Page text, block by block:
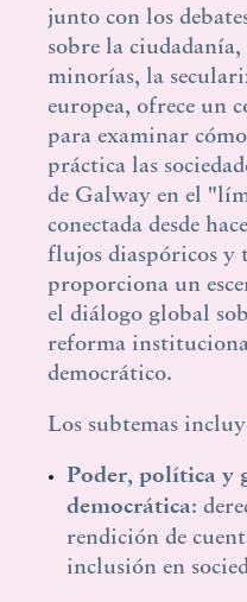
junto con los
sobre la ciudadanía,
minorías, la
europea, ofrece un
para examinar
práctica las
de Galway en el
conectada desde
flujos diaspóricos y
proporciona un
el diálogo global
reforma
democrático.
Los subtemas
Poder, política y
democrática:
rendición de
inclusión en